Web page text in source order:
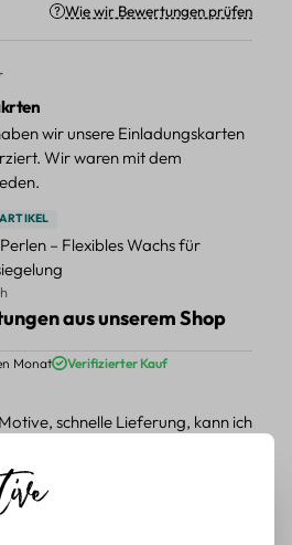
Wie wir Bewertungen prüfen
von 5 von 5 Sternen
wir unsere Einladungskarten
Wir waren mit dem
– Flexibles Wachs für
aus unserem Shop
von 5 von 5 Sternen
Monat Verifizierter Kauf
schnelle Lieferung, kann ich
Set – 45-teiliges Papierdekor